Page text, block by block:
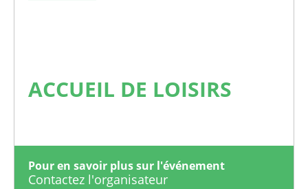
ACCUEIL DE LOISIRS
Pour en savoir plus sur l'événement
Contactez l'organisateur